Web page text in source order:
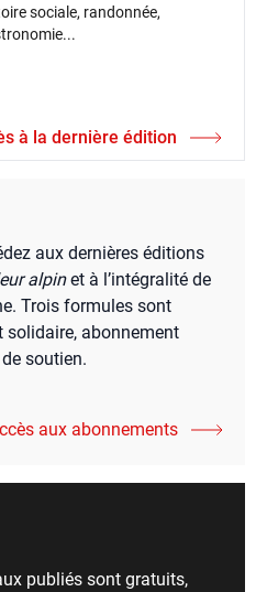
sociale, randonnée,
à la dernière édition
aux dernières éditions
alpinet à l’intégralité de
Trois formules sont
solidaire, abonnement
soutien.
aux abonnements
publiés sont gratuits,